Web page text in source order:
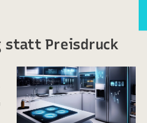
statt Preisdruck